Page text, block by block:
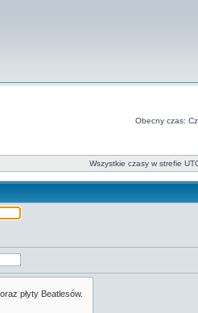
Obecny czas:
Wszystkie czasy w strefie